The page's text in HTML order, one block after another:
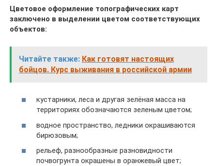
Цветовое оформление топографических карт
заключено в выделении цветом соответствующих
объектов:
Читайте также: Как готовят настоящих
бойцов. Курс выживания в российской армии
кустарники, леса и другая зелёная масса на
территориях обозначаются зеленым цветом;
водное пространство, ледники окрашиваются
бирюзовым;
рельеф, разнообразные разновидности
почвогрунта окрашены в оранжевый цвет;